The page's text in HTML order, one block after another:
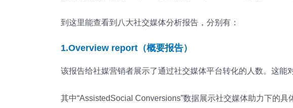
到这里能查看到八大社交媒体分析报告，分别有：
1.Overview report（概要报告）
该报告给社媒营销者展示了通过社交媒体平台转化的人数。这能
其中“AssistedSocial Conversions”数据展示社交媒体助力下的